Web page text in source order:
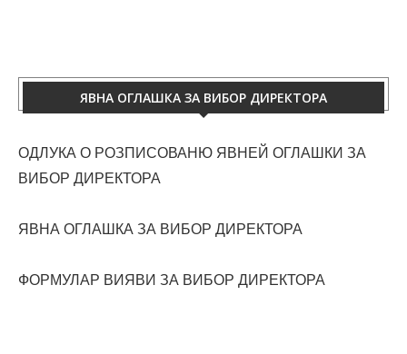
ЯВНА ОГЛАШКА ЗА ВИБОР ДИРЕКТОРА
ОДЛУКА О РОЗПИСОВАНЮ ЯВНЕЙ ОГЛАШКИ ЗА
ВИБОР ДИРЕКТОРА
ЯВНА ОГЛАШКА ЗА ВИБОР ДИРЕКТОРА
ФОРМУЛАР ВИЯВИ ЗА ВИБОР ДИРЕКТОРА